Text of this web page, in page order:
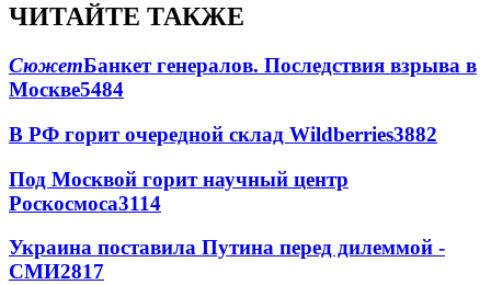
ЧИТАЙТЕ ТАКЖЕ
СюжетБанкет генералов. Последствия взрыва в
Москве5484
В РФ горит очередной склад Wildberries3882
Под Москвой горит научный центр
Роскосмоса3114
Украина поставила Путина перед дилеммой -
СМИ2817